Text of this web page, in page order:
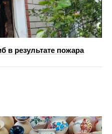
в результате пожара